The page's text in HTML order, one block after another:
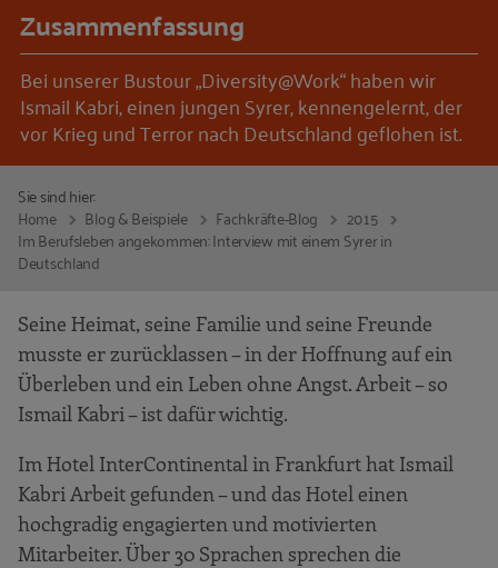
Zusammenfassung
Bei unserer Bustour „Diversity@Work“ haben wir
Ismail Kabri, einen jungen Syrer, kennengelernt, der
vor Krieg und Terror nach Deutschland geflohen ist.
Sie sind hier:
Home
Blog & Beispiele Fachkräfte-Blog
2015
Im Berufsleben angekommen: Interview mit einem Syrer in
Deutschland
Seine Heimat, seine Familie und seine Freunde
musste er zurücklassen – in der Hoffnung auf ein
Überleben und ein Leben ohne Angst. Arbeit – so
Ismail Kabri – ist dafür wichtig.
Im Hotel InterContinental in Frankfurt hat Ismail
Kabri Arbeit gefunden – und das Hotel einen
hochgradig engagierten und motivierten
Mitarbeiter. Über 30 Sprachen sprechen die